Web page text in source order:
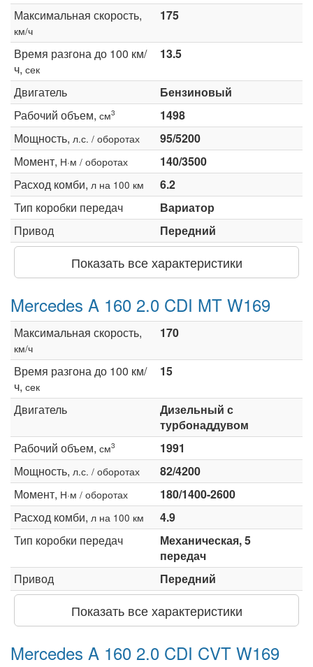
Максимальная скорость,
км/ч
175
Время разгона до 100 км/
ч, сек
13.5
Двигатель
Бензиновый
Рабочий объем, см3
1498
Мощность, л.с. / оборотах
95/5200
Момент, Н·м / оборотах
140/3500
Расход комби, л на 100 км
6.2
Тип коробки передач
Вариатор
Привод
Передний
Показать все характеристики
Mercedes A 160 2.0 CDI MT W169
Максимальная скорость,
км/ч
170
Время разгона до 100 км/
ч, сек
15
Двигатель
Дизельный с
турбонаддувом
Рабочий объем, см3
1991
Мощность, л.с. / оборотах
82/4200
Момент, Н·м / оборотах
180/1400-2600
Расход комби, л на 100 км
4.9
Тип коробки передач
Механическая, 5
передач
Привод
Передний
Показать все характеристики
Mercedes A 160 2.0 CDI CVT W169